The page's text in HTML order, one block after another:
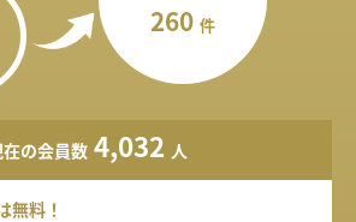
260 件
の会員数 4,032 人
無料！